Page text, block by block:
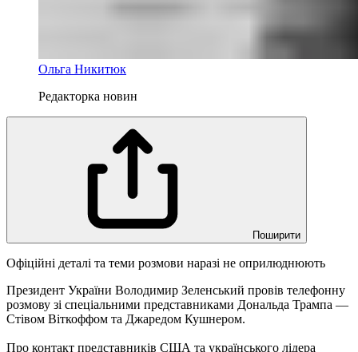
Ольга Никитюк
Редакторка новин
Поширити
Офіційні деталі та теми розмови наразі не оприлюднюють
Президент України Володимир Зеленський провів телефонну
розмову зі спеціальними представниками Дональда Трампа —
Стівом Віткоффом та Джаредом Кушнером.
Про контакт представників США та українського лідера